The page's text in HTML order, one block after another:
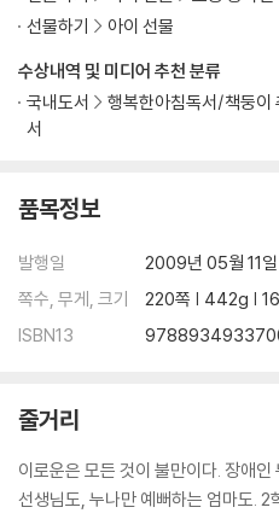
수상내역 및 미디어 추천 분류
국내도서
행복한아침독서/책둥이
서
선물하기
아이 선물
품목정보
발행일
2009년 05월 11일
쪽수, 무게, 크기
220쪽 | 442g |
ISBN13
줄거리
이로운은 모든 것이 불만이다. 장애
선생님도, 누나만 예뻐하는 엄마도.